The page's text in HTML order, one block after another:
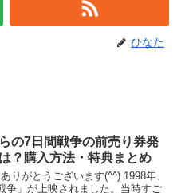
ひなた
の7日間戦争の前売り券発
？購入方法・特典まとめ
りがとうございます(^^) 1998年、
争」が上映されました。当時すご